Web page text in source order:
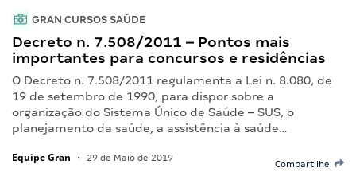
GRAN CURSOS SAÚDE
Decreto n. 7.508/2011 – Pontos mais
importantes para concursos e residências
O Decreto n. 7.508/2011 regulamenta a Lei n. 8.080, de
19 de setembro de 1990, para dispor sobre a
organização do Sistema Único de Saúde – SUS, o
planejamento da saúde, a assistência à saúde…
Equipe Gran • 29 de Maio de 2019
Compartilhe